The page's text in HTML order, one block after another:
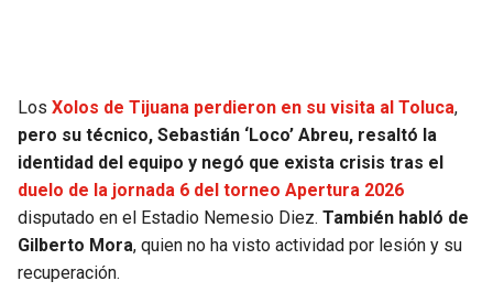
Los Xolos de Tijuana perdieron en su visita al Toluca,
pero su técnico, Sebastián ‘Loco’ Abreu, resaltó la
identidad del equipo y negó que exista crisis tras el
duelo de la jornada 6 del torneo Apertura 2026
disputado en el Estadio Nemesio Diez. También habló de
Gilberto Mora, quien no ha visto actividad por lesión y su
recuperación.